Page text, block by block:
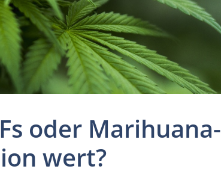
oder Marihuana-
wert?